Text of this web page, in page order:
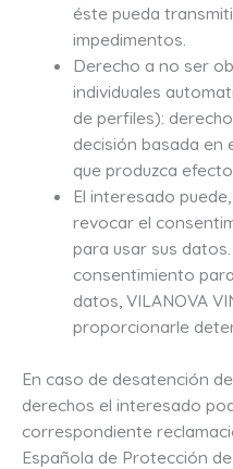
éste pueda
impedimentos.
Derecho a no ser
individuales
de perfiles):
decisión basada
que produzca
El interesado
revocar el
para usar sus
consentimiento
datos, VILANOVA
proporcionarle
En caso de desatención
derechos el interesado
correspondiente
Española de Protección